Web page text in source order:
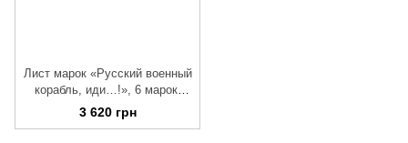
Лист марок «Русский военный
корабль, иди…!», 6 марок,
номинал F, 2022
3 620 грн